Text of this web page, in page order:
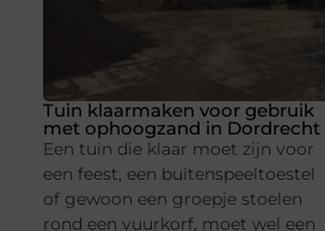
Tuin klaarmaken voor gebruik
met ophoogzand in Dordrecht
Een tuin die klaar moet zijn voor
een feest, een buitenspeeltoestel
of gewoon een groepje stoelen
rond een vuurkorf, moet wel een